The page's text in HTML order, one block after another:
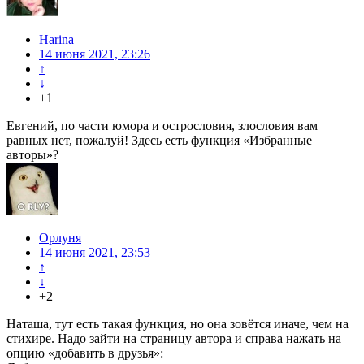
Harina
14 июня 2021, 23:26
↑
↓
+1
Евгений, по части юмора и острословия, злословия вам
равных нет, пожалуй! Здесь есть функция «Избранные
авторы»?
Орлуня
14 июня 2021, 23:53
↑
↓
+2
Наташа, тут есть такая функция, но она зовётся иначе, чем на
стихире. Надо зайти на страницу автора и справа нажать на
опцию «добавить в друзья»: